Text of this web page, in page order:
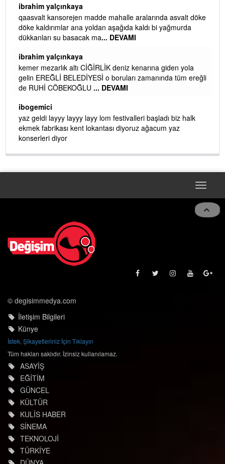
ibrahim yalçınkaya
qaasvalt kansorejen madde mahalle aralarında asvalt döke
döke kaldırımlar ana yoldan aşağıda kaldı bi yağmurda
dükkanları su basacak ma... DEVAMI
ibrahim yalçınkaya
kemer mezarlık altı CİĞİRLİK deniz kenarına giden yola
gelin EREĞLİ BELEDİYESİ o boruları zamanında tüm ereğli
de RUHİ CÖBEKOĞLU ... DEVAMI
ibogemici
yaz geldi layyy layyy layy lom festivalleri başladı biz halk
ekmek fabrikası kent lokantası diyoruz ağacum yaz
konserleri diyor
Toggle
© degisimmedya.com
İletişim Bilgileri
Künye
İstek, Şikayetleriniz İçin Tıklayın
Tüm hakları saklıdır. İzinsiz kullanılamaz.
ASAYİŞ
EĞİTİM
GÜNCEL
KÜLTÜR
KULİS HABER
SİNEMA
TEKNOLOJİ
TÜRKİYE